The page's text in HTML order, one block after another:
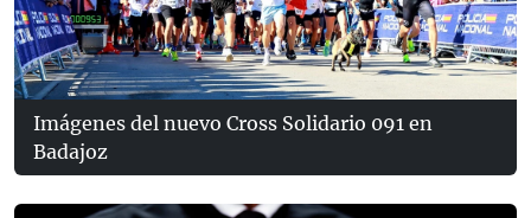
Imágenes del nuevo Cross Solidario 091 en
Badajoz